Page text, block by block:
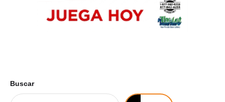
Buscar